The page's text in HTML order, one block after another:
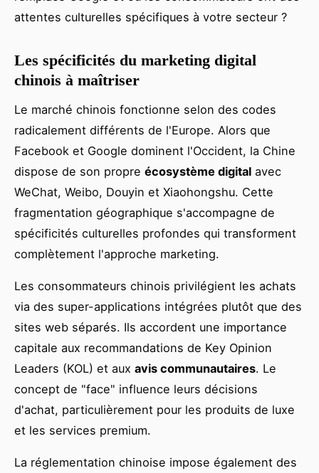
attentes culturelles spécifiques à votre secteur ?
Les spécificités du marketing digital
chinois à maîtriser
Le marché chinois fonctionne selon des codes
radicalement différents de l'Europe. Alors que
Facebook et Google dominent l'Occident, la Chine
dispose de son propre écosystème digital avec
WeChat, Weibo, Douyin et Xiaohongshu. Cette
fragmentation géographique s'accompagne de
spécificités culturelles profondes qui transforment
complètement l'approche marketing.
Les consommateurs chinois privilégient les achats
via des super-applications intégrées plutôt que des
sites web séparés. Ils accordent une importance
capitale aux recommandations de Key Opinion
Leaders (KOL) et aux avis communautaires. Le
concept de "face" influence leurs décisions
d'achat, particulièrement pour les produits de luxe
et les services premium.
La réglementation chinoise impose également des